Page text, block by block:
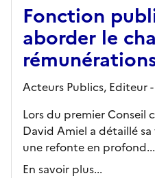
Fonction
aborder le
Acteurs Publics, Editeur
Lors du premier Conseil
David Amiel a détaillé
une refonte en profond...
En savoir plus...